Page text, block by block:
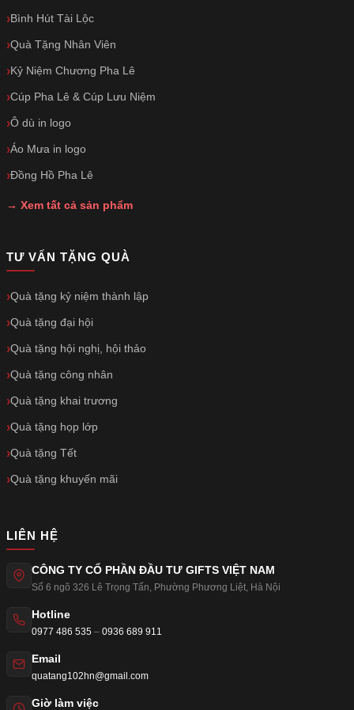
Bình Hút Tài Lộc
Quà Tặng Nhân Viên
Kỷ Niệm Chương Pha Lê
Cúp Pha Lê & Cúp Lưu Niệm
Ô dù in logo
Áo Mưa in logo
Đồng Hồ Pha Lê
→ Xem tất cả sản phẩm
TƯ VẤN TẶNG QUÀ
Quà tặng kỷ niệm thành lập
Quà tặng đại hội
Quà tặng hội nghị, hội thảo
Quà tặng công nhân
Quà tặng khai trương
Quà tặng họp lớp
Quà tặng Tết
Quà tặng khuyến mãi
LIÊN HỆ
CÔNG TY CỔ PHẦN ĐẦU TƯ GIFTS VIỆT NAM
Số 6 ngõ 326 Lê Trọng Tấn, Phường Phương Liệt, Hà Nội
Hotline
0977 486 535 – 0936 689 911
Email
quatang102hn@gmail.com
Giờ làm việc